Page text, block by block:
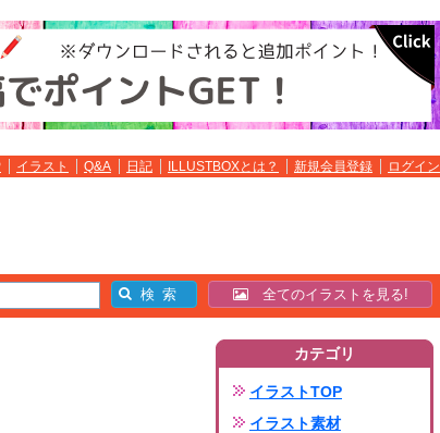
イラスト Q&A 日記 ILLUSTBOXとは？ 新規会員登録 ログイン
全てのイラストを見る!
カテゴリ
イラストTOP
イラスト素材